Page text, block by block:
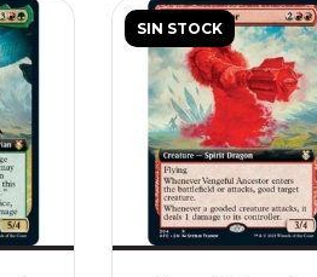
SIN STOCK